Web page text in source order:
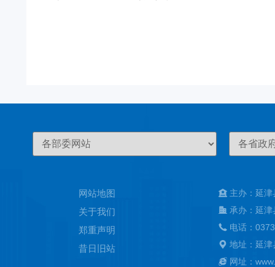
网站地图
关于我们
郑重声明
昔日旧站
主办：延
承办：延
电话：
地址：延
网址：